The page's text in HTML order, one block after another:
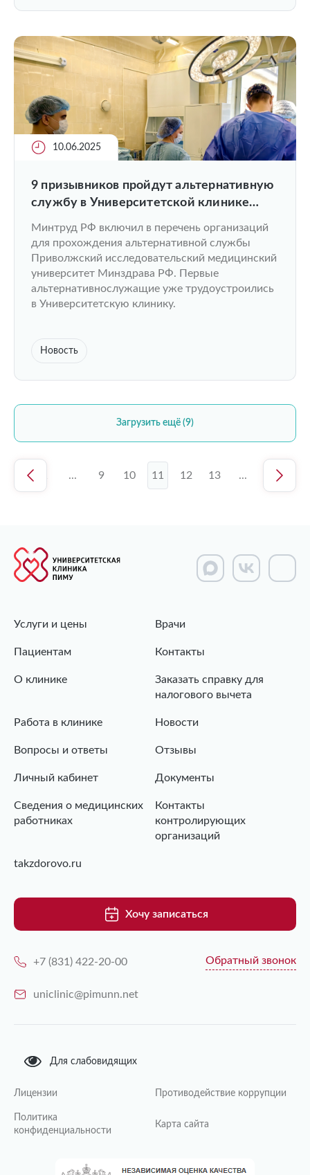
10.06.2025
9 призывников пройдут альтернативную
службу в Университетской клинике
Минтруд РФ включил в перечень организаций
для прохождения альтернативной службы
Приволжский исследовательский медицинский
университет Минздрава РФ. Первые
альтернативнослужащие уже трудоустроились
в Университетскую клинику.
Новость
Загрузить ещё (9)
... 9 10 11 12 13 ...
Услуги и цены Врачи
Пациентам Контакты
О клинике
Заказать справку для
налогового вычета
Работа в клинике Новости
Вопросы и ответы Отзывы
Личный кабинет Документы
Сведения о медицинских
работниках
Контакты
контролирующих
организаций
takzdorovo.ru
Хочу записаться
+7 (831) 422-20-00 Обратный звонок
uniclinic@pimunn.net
Для слабовидящих
Лицензии Противодействие коррупции
Политика
конфиденциальности
Карта сайта